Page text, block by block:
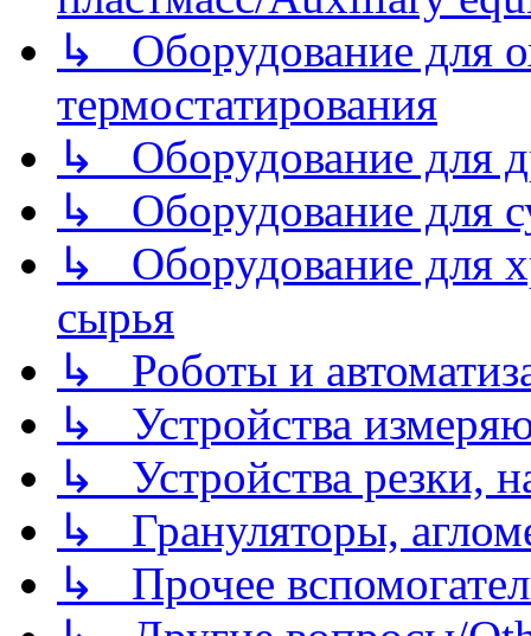
↳ Оборудование для
термостатирования
↳ Оборудование для
↳ Оборудование для
↳ Оборудование для
сырья
↳ Роботы и
↳ Устройства
↳ Устройства резки,
↳ Грануляторы,
↳ Прочее